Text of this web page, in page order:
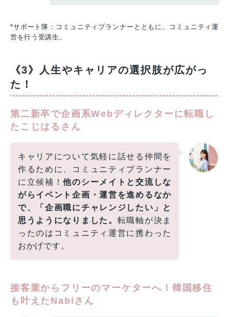
*サポート隊：コミュニティプランナーとともに、コミュニティ運
営を行う受講生。
《3》人生やキャリアの選択肢が広がっ
た！
第二新卒で企画系Webディレクターに転職し
たこじはるさん
キャリアについて気軽に話せる仲間を
作るために、コミュニティプランナー
に立候補！他のシーメイトと交流しな
がらイベント企画・運営を進めるなか
で、「企画職にチャレンジしたい」と
思うようになりました。 転職軸が決ま
ったのはコミュニティ運営に携わった
おかげです。
接客業からフリーのマーケターへ！韓国移住
も叶えたNabiさん